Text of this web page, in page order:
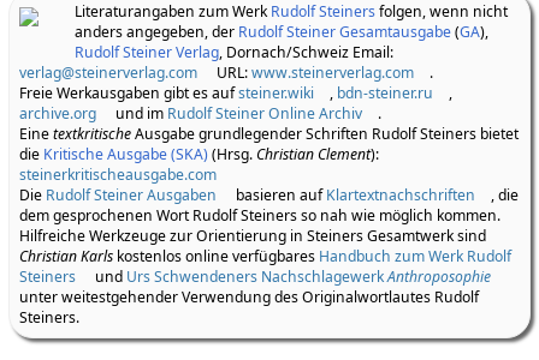
Literaturangaben zum WerkRudolf Steinersfolgen, wenn nicht
anders angegeben, der Rudolf Steiner Gesamtausgabe(GA),
Rudolf Steiner Verlag, Dornach/Schweiz Email:
verlag@steinerverlag.com
URL:www.steinerverlag.com
.
Freie Werkausgaben gibt es aufsteiner.wiki , bdn-steiner.ru
,
archive.org
und im Rudolf Steiner Online Archiv
.
EinetextkritischeAusgabe grundlegender Schriften Rudolf Steiners bietet
die Kritische Ausgabe (SKA)(Hrsg.Christian Clement):
steinerkritischeausgabe.com
Die Rudolf Steiner Ausgaben basieren aufKlartextnachschriften
, die
dem gesprochenen Wort Rudolf Steiners so nah wie möglich kommen.
Hilfreiche Werkzeuge zur Orientierung in Steiners Gesamtwerk sind
Christian Karlskostenlos online verfügbares Handbuch zum Werk Rudolf
Steiners
und Urs Schwendeners NachschlagewerkAnthroposophie
unter weitestgehender Verwendung des Originalwortlautes Rudolf
Steiners.